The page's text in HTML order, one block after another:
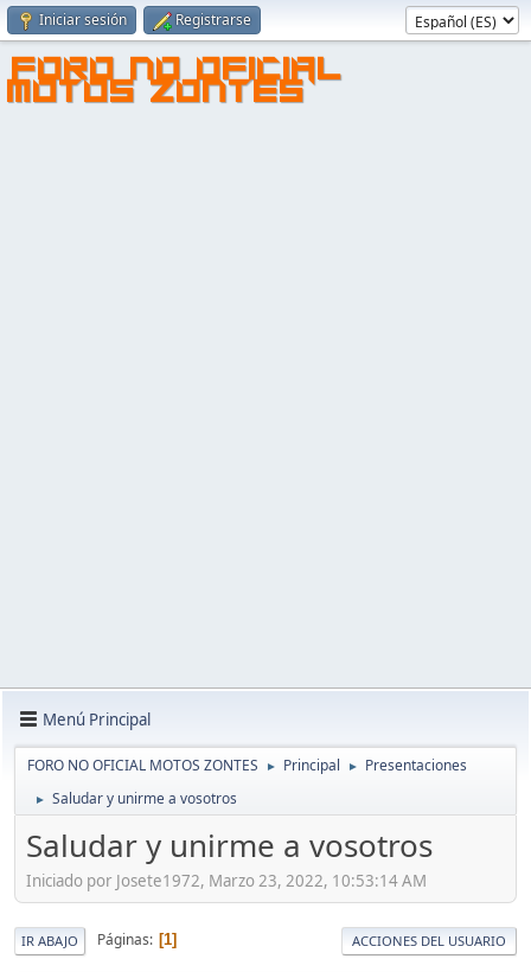
Iniciar sesión Registrarse
FORO NO OFICIAL
MOTOS ZONTES
Menú Principal
FORO NO OFICIAL MOTOS ZONTES ► Principal ► Presentaciones
► Saludar y unirme a vosotros
Saludar y unirme a vosotros
Iniciado por Josete1972, Marzo 23, 2022, 10:53:14 AM
IR ABAJO Páginas 1 ACCIONES DEL USUARIO